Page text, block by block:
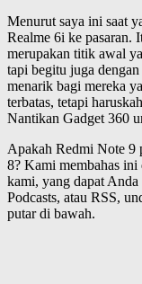
Menurut saya ini saat
Realme 6i ke pasaran.
merupakan titik awal
tapi begitu juga
menarik bagi mereka
terbatas, tetapi
Nantikan Gadget 360
Apakah Redmi Note 9
8? Kami membahas
kami, yang dapat
Podcasts, atau RSS,
putar di bawah.